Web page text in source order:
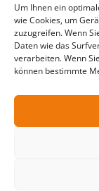
Um Ihnen ein
wie Cookies, um
zuzugreifen. Wenn
Daten wie das
verarbeiten. Wenn
können bestimmte
Kontakt St.
Bewerbung St.
Vakanzmeldung
© 2026